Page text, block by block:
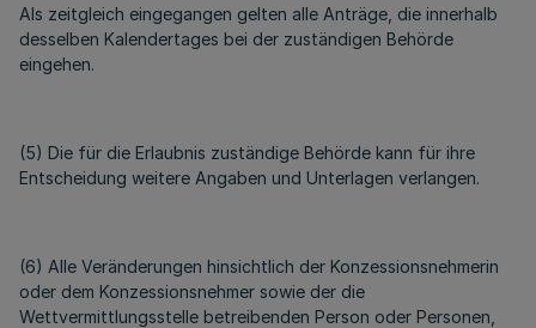
Als zeitgleich eingegangen gelten alle Anträge, die innerhalb
desselben Kalendertages bei der zuständigen Behörde
eingehen.
(5) Die für die Erlaubnis zuständige Behörde kann für ihre
Entscheidung weitere Angaben und Unterlagen verlangen.
(6) Alle Veränderungen hinsichtlich der Konzessionsnehmerin
oder dem Konzessionsnehmer sowie der die
Wettvermittlungsstelle betreibenden Person oder Personen,